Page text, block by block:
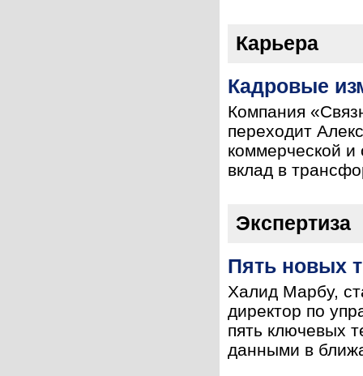
Карьера
Кадровые
Компания
переходит
коммерческой
вклад в
Экспертиза
Пять новых
Халид Марбу,
директор по
пять ключевых
данными в